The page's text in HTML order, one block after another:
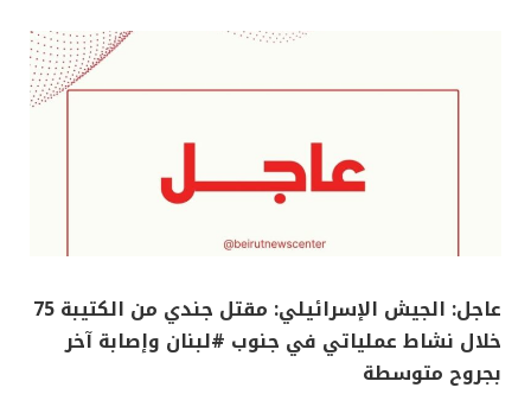
عاجل: الجيش الإسرائيلي: مقتل جندي من الكتيبة 75
خلال نشاط عملياتي في جنوب #لبنان وإصابة آخر
بجروح متوسطة